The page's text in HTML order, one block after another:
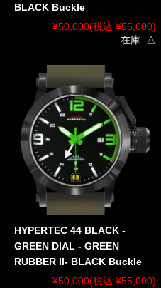
BLACK Buckle
¥50,000(税込 ¥55,000)
在庫 △
HYPERTEC 44 BLACK -
GREEN DIAL - GREEN
RUBBER II- BLACK Buckle
¥50,000(税込 ¥55,000)